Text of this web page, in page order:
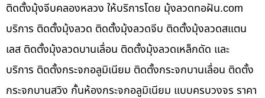
ติดตั้งมุ้งจีบคลองหลวง ให้บริการโดย มุ้งลวดทอฝัน.com
บริการ ติดตั้งมุ้งลวด ติดตั้งมุ้งลวดจีบ ติดตั้งมุ้งลวดสแตน
เลส ติดตั้งมุ้งลวดบานเลื่อน ติดตั้งมุ้งลวดเหล็กดัด และ
บริการ ติดตั้งกระจกอลูมิเนียม ติดตั้งกระจกบานเลื่อน ติดตั้ง
กระจกบานสวิง กั้นห้องกระจกอลูมิเนียม แบบครบวงจร ราคา